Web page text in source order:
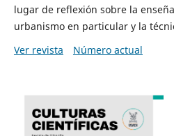
lugar de reflexión sobre la
urbanismo en particular y la
Ver revista
Número actual